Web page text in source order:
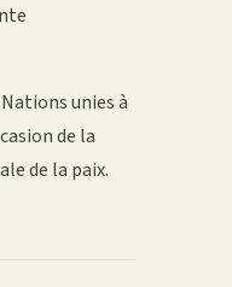
unies à
de la
de la paix.